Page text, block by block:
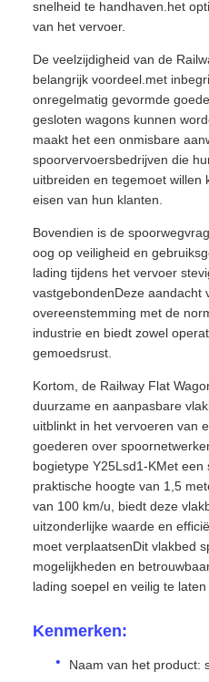
snelheid te handhaven.het
van het vervoer.
De veelzijdigheid van de
belangrijk voordeel.met
onregelmatig gevormde
gesloten wagons kunnen
maakt het een onmisbare
spoorvervoersbedrijven die
uitbreiden en tegemoet willen
eisen van hun klanten.
Bovendien is de
oog op veiligheid en
lading tijdens het vervoer
vastgebondenDeze aandacht
overeenstemming met de
industrie en biedt zowel
gemoedsrust.
Kortom, de Railway Flat
duurzame en aanpasbare
uitblinkt in het vervoeren van
goederen over
bogietype Y25Lsd1-KMet een
praktische hoogte van 1,5
van 100 km/u, biedt deze
uitzonderlijke waarde en
moet verplaatsenDit vlakbed
mogelijkheden en
lading soepel en veilig te laten
Kenmerken:
Naam van het product: